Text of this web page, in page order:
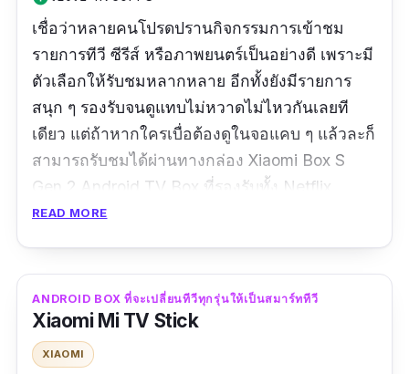
เชื่อว่าหลายคนโปรดปรานกิจกรรมการเข้าชม
รายการทีวี ซีรีส์ หรือภาพยนตร์เป็นอย่างดี เพราะมี
ตัวเลือกให้รับชมหลากหลาย อีกทั้งยังมีรายการ
สนุก ๆ รองรับจนดูแทบไม่หวาดไม่ไหวกันเลยที
เดียว แต่ถ้าหากใครเบื่อต้องดูในจอแคบ ๆ แล้วละก็
สามารถรับชมได้ผ่านทางกล่อง Xiaomi Box S
Gen 2 Android TV Box ที่รองรับทั้ง Netflix,
Disney+, YouTube และอื่น ๆ ฯลฯ ที่จะตอบโจทย์
รีวิวจากผู้ซื้อ :ดีครับ ชอบใจ ลงแอปดูหนังที่
ต้องการได้ครบตามต้องการ คุณภาพภาพและเสียง
ดีใช้ได้ครับ สำหรับผม คุ้มค่าคุ้มราคาครับ
READ MORE
ANDROID BOX ที่จะเปลี่ยนทีวีทุกรุ่นให้เป็นสมาร์ททีวี
Xiaomi Mi TV Stick
XIAOMI